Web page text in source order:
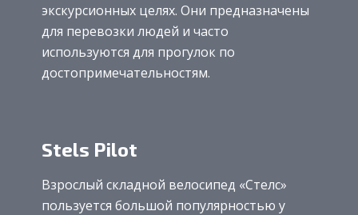
экскурсионных целях. Они предназначены
для перевозки людей и часто
используются для прогулок по
достопримечательностям.
Stels Pilot
Взрослый складной велосипед «Стелс»
пользуется большой популярностью у